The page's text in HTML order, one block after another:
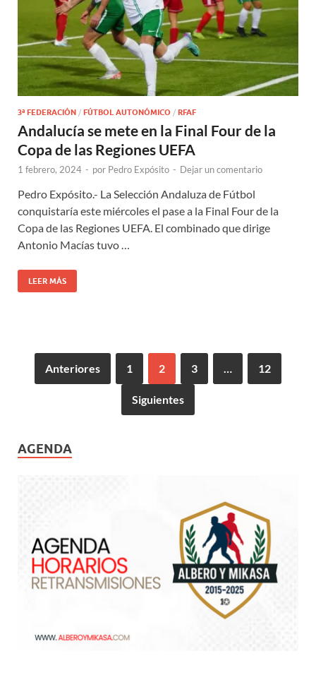
3ª FEDERACIÓN / FÚTBOL AUTONÓMICO / RFAF
Andalucía se mete en la Final Four de la
Copa de las Regiones UEFA
1 febrero, 2024 - por Pedro Expósito - Dejar un comentario
Pedro Expósito.- La Selección Andaluza de Fútbol
conquistaría este miércoles el pase a la Final Four de la
Copa de las Regiones UEFA. El combinado que dirige
Antonio Macías tuvo …
LEER MÁS
Anteriores 1 2 3 … 12
Siguientes
AGENDA